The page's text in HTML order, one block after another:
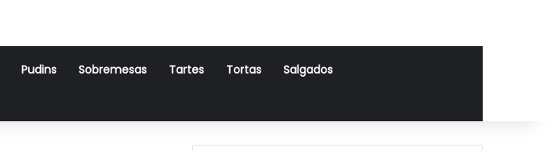
Pudins Sobremesas Tartes Tortas Salgados